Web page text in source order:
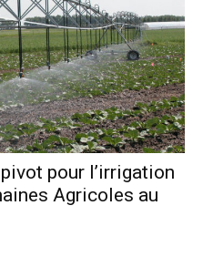
pour l’irrigation
Agricoles au